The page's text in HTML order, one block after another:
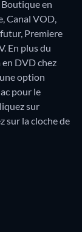
en
Canal VOD,
Premiere
En plus du
DVD chez
option
pour le
sur
sur la cloche de